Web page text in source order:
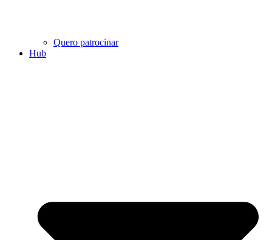
Quero patrocinar
Hub